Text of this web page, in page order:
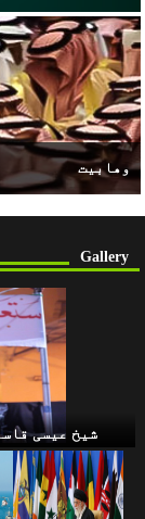
وهابیت
Gallery
شیخ عیسی